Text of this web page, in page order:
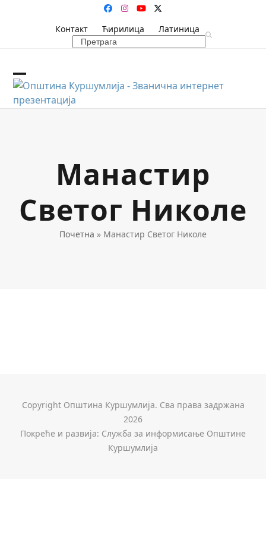
Facebook
Instagram
YouTubeTwitter
Контакт
Ћирилица
Латиница
Search
Open
mobile
Close
mobile
Манастир
Светог Николе
Почетна » Манастир Светог Николе
Copyright Општина Куршумлија. Сва права задржана
2026
Покреће и развија: Служба за информисање Општине
Куршумлија